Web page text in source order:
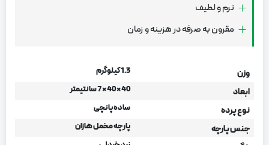
نرم و لطیف
مقرون به صرفه در هزینه و زمان
وزن 1.3 کیلوگرم
ابعاد 40 × 40 × 7 سانتیمتر
نوع پرده ساده پانچی
جنس پارچه پارچه مخمل هازان